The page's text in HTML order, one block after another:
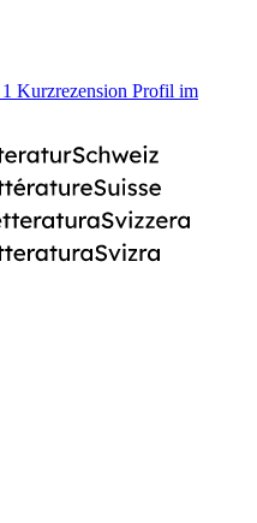
1 Kurzrezension Profil im